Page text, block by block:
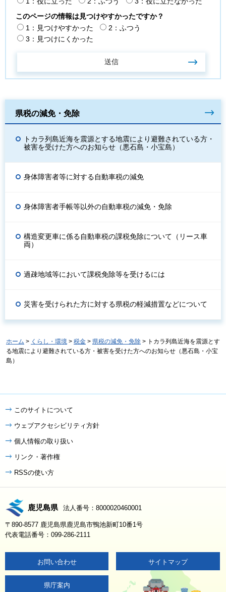
このページの情報は見つけやすかったですか？
1：見つけやすかった
2：ふつう
3：見つけにくかった
県税の減免・免除
トカラ列島近海を震源とする地震により避難されている方・
被害を受けた方へのお知らせ（悪石島・小宝島）
身体障害者等に対する自動車税の減免
身体障害者手帳等以外の自動車税の減免・免除
構造変更車に係る自動車税の課税免除について（リース車
両）
過疎地域等において課税免除等を受けるには
災害を受けられた方に対する県税の軽減措置などについて
ホーム > くらし・環境 > 税金 > 県税の減免・免除 > トカラ列島近海を震源とす
る地震により避難されている方・被害を受けた方へのお知らせ（悪石島・小宝
島）
このサイトについて
ウェブアクセシビリティ方針
個人情報の取り扱い
リンク・著作権
RSSの使い方
鹿児島県 法人番号：8000020460001
〒890-8577 鹿児島県鹿児島市鴨池新町10番1号
代表電話番号：099-286-2111
お問い合わせ サイトマップ
県庁案内